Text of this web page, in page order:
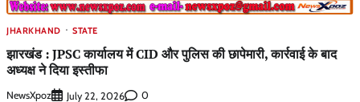
JHARKHAND STATE
झारखंड : JPSC कार्यालय में CID और पुलिस की छापेमारी, कार्रवाई के बाद
अध्यक्ष ने दिया इस्तीफा
NewsXpoz July 22, 2026 0